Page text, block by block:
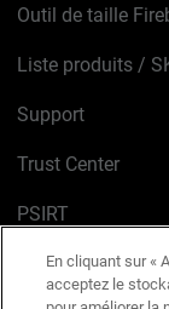
Outil de taille
Liste produits /
Support
Trust Center
PSIRT
Avis sur les
En cliquant sur «
acceptez le